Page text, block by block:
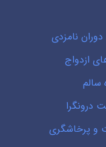
نامزدی
ازدواج
سالم
و پرخاشگری